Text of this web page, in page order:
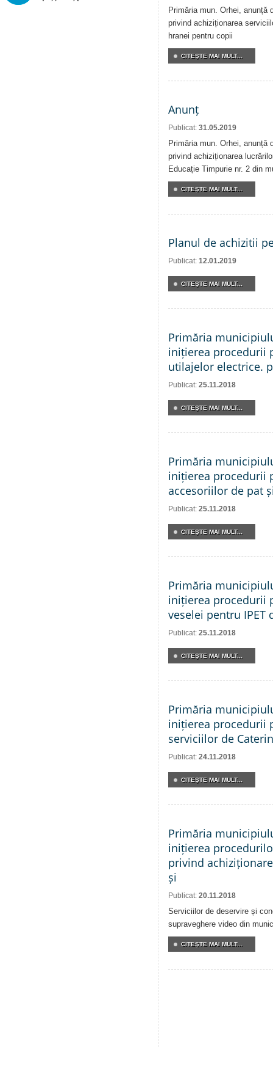
Primăria mun. Orhei, anunță
privind achiziționarea
hranei pentru copii
CITEŞTE MAI MULT...
Anunț
Publicat: 31.05.2019
Primăria mun. Orhei, anunță
privind achiziționarea
Educație Timpurie nr. 2 din
CITEŞTE MAI MULT...
Planul de achizitii
Publicat: 12.01.2019
CITEŞTE MAI MULT...
Primăria
inițierea procedurii
utilajelor electrice.
Publicat: 25.11.2018
CITEŞTE MAI MULT...
Primăria
inițierea procedurii
accesoriilor de pat
Publicat: 25.11.2018
CITEŞTE MAI MULT...
Primăria
inițierea procedurii
veselei pentru IPET
Publicat: 25.11.2018
CITEŞTE MAI MULT...
Primăria
inițierea procedurii
serviciilor de
Publicat: 24.11.2018
CITEŞTE MAI MULT...
Primăria
inițierea
privind
și
Publicat: 20.11.2018
Serviciilor de deservire și
supraveghere video din
CITEŞTE MAI MULT...